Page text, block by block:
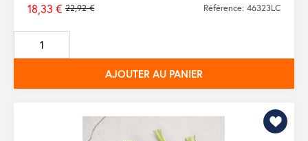
Prix
de
base
22,92 €
18,33 € Référence: 46323LC
AJOUTER AU PANIER